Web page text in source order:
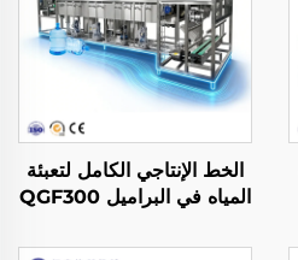
الخط الإنتاجي الكامل لتعبئة
المياه في البراميل QGF300